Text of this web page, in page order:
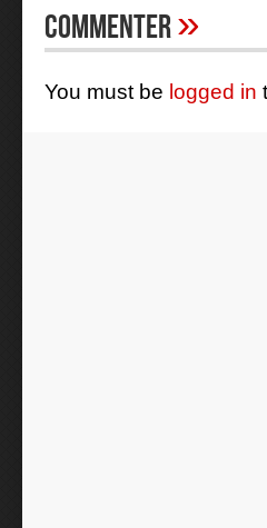
Commenter»
You must be logged in